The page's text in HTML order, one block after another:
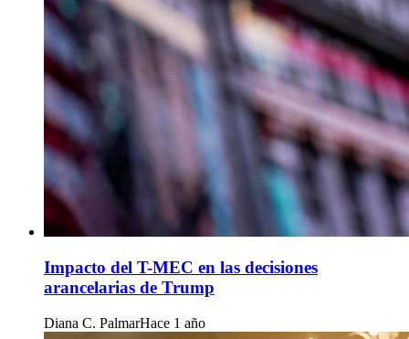
Impacto del T-MEC en las decisiones
arancelarias de Trump
Diana C. PalmarHace 1 año